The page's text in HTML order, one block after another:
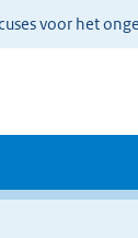
voor het